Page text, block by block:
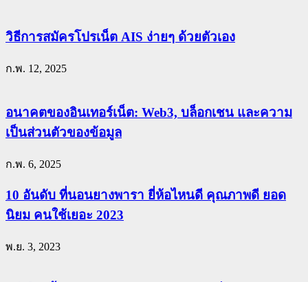
วิธีการสมัครโปรเน็ต AIS ง่ายๆ ด้วยตัวเอง
ก.พ. 12, 2025
อนาคตของอินเทอร์เน็ต: Web3, บล็อกเชน และความ
เป็นส่วนตัวของข้อมูล
ก.พ. 6, 2025
10 อันดับ ที่นอนยางพารา ยี่ห้อไหนดี คุณภาพดี ยอด
นิยม คนใช้เยอะ 2023
พ.ย. 3, 2023